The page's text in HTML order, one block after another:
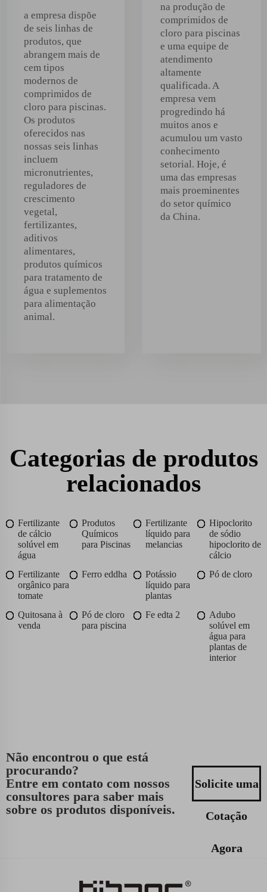
a empresa dispõe
de seis linhas de
produtos, que
abrangem mais de
cem tipos
modernos de
comprimidos de
cloro para piscinas.
Os produtos
oferecidos nas
nossas seis linhas
incluem
micronutrientes,
reguladores de
crescimento
vegetal,
fertilizantes,
aditivos
alimentares,
produtos químicos
para tratamento de
água e suplementos
para alimentação
animal.
na produção de
comprimidos de
cloro para piscinas
e uma equipe de
atendimento
altamente
qualificada. A
empresa vem
progredindo há
muitos anos e
acumulou um vasto
conhecimento
setorial. Hoje, é
uma das empresas
mais proeminentes
do setor químico
da China.
Categorias de produtos
relacionados
Fertilizante
de cálcio
solúvel em
água
Produtos
Químicos
para Piscinas
Fertilizante
líquido para
melancias
Hipoclorito
de sódio
hipoclorito de
cálcio
Fertilizante
orgânico para
tomate
Ferro eddha
Potássio
líquido para
plantas
Pó de cloro
Quitosana à
venda
Pó de cloro
para piscina
Fe edta 2
Adubo
solúvel em
água para
plantas de
interior
Não encontrou o que está
procurando?
Entre em contato com nossos
consultores para saber mais
sobre os produtos disponíveis.
Solicite uma
Cotação
Agora